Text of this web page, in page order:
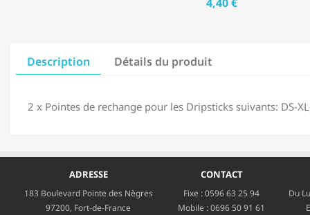
Description Détails du produit
2 x Pointes de rechange pour les Dripsticks suivants: DS-
ADRESSE
183 Boulevard Pointe des Nègres
97200, Fort-de-France
CONTACT
Fixe :0596 63 25 94
Mobile :0696 50 91 61
Du